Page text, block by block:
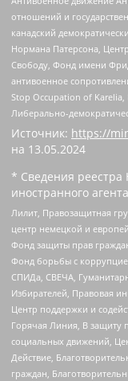
отношений и
канадский
Нормана Патерсона,
Свободу, Фонд имени
антивоенное
Stop Occupation of
Либерально-
Источник: https://
на 13.05.2024
* Сведения
иностранного
Лилит, Правозащитная
центр немецкой и
Фонд защиты прав
Фонд борьбы с
СПИДа, СВЕЧА,
Избирателей, Правовая
Центр поддержки и
Горячая Линия, В защиту
социальных движений,
Действие,
граждан,